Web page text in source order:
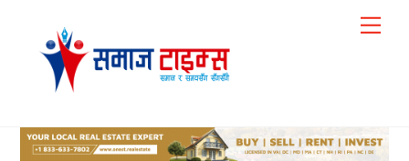
content